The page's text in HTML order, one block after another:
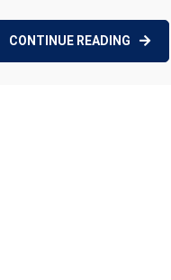
Solutions
CONTINUE READING